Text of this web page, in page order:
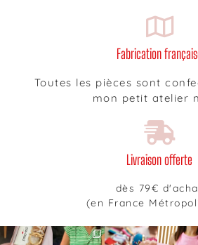
Fabrication
Toutes les pièces sont
mon petit atelier
Livraison offerte
dès 79€
(en France